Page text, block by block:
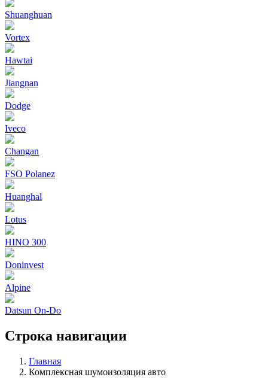
Shuanghuan
Vortex
Hawtai
Jiangnan
Dodge
Iveco
Changan
FSO Polanez
Huanghal
Lotus
HINO 300
Doninvest
Alpine
Datsun On-Do
Строка навигации
Главная
Комплексная шумоизоляция авто